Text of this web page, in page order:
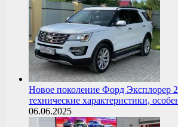
Новое поколение Форд Эксплорер
технические характеристики,
06.06.2025